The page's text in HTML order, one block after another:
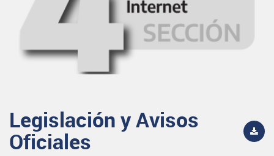
Legislación y Avisos
Oficiales